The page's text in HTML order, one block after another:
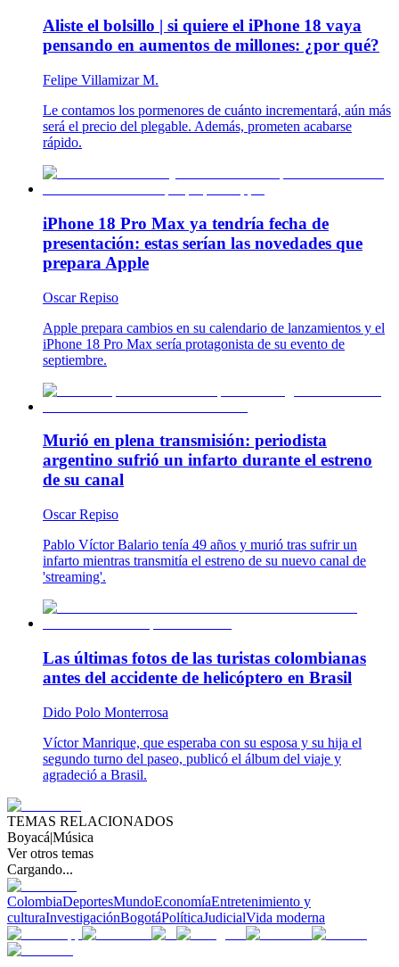
Aliste el bolsillo | si quiere el iPhone 18 vaya
pensando en aumentos de millones: ¿por qué?
Felipe Villamizar M.
Le contamos los pormenores de cuánto incrementará, aún más
será el precio del plegable. Además, prometen acabarse
rápido.
iPhone 18 Pro Max ya tendría fecha de
presentación: estas serían las novedades que
prepara Apple
Oscar Repiso
Apple prepara cambios en su calendario de lanzamientos y el
iPhone 18 Pro Max sería protagonista de su evento de
septiembre.
Murió en plena transmisión: periodista
argentino sufrió un infarto durante el estreno
de su canal
Oscar Repiso
Pablo Víctor Balario tenía 49 años y murió tras sufrir un
infarto mientras transmitía el estreno de su nuevo canal de
'streaming'.
Las últimas fotos de las turistas colombianas
antes del accidente de helicóptero en Brasil
Dido Polo Monterrosa
Víctor Manrique, que esperaba con su esposa y su hija el
segundo turno del paseo, publicó el álbum del viaje y
agradeció a Brasil.
TEMAS RELACIONADOS
Boyacá|Música
Ver otros temas
Cargando...
ColombiaDeportesMundoEconomíaEntretenimiento y
culturaInvestigaciónBogotáPolíticaJudicialVida moderna